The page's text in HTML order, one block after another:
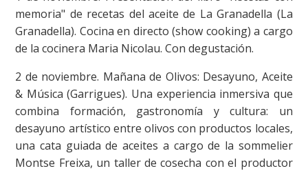
memoria" de recetas del aceite de La Granadella (La
Granadella). Cocina en directo (show cooking) a cargo
de la cocinera Maria Nicolau. Con degustación.
2 de noviembre. Mañana de Olivos: Desayuno, Aceite
& Música (Garrigues). Una experiencia inmersiva que
combina formación, gastronomía y cultura: un
desayuno artístico entre olivos con productos locales,
una cata guiada de aceites a cargo de la sommelier
Montse Freixa, un taller de cosecha con el productor